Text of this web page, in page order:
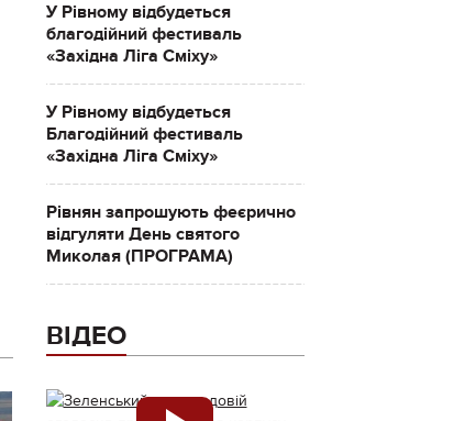
У Рівному відбудеться
благодійний фестиваль
«Західна Ліга Сміху»
У Рівному відбудеться
Благодійний фестиваль
«Західна Ліга Сміху»
Рівнян запрошують феєрично
відгуляти День святого
Миколая (ПРОГРАМА)
ВІДЕО